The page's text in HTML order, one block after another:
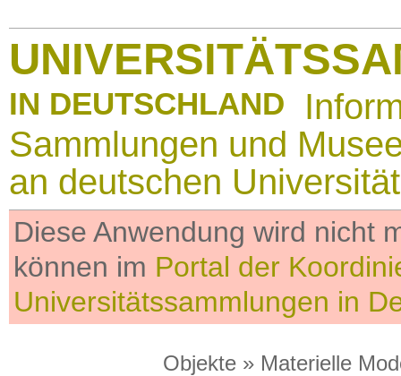
IN DEUTSCHLAND
Sammlungen und
an deutschen
Diese Anwendung wird nicht
können im Portal der
Universitätssammlungen in
Objekte » Materielle